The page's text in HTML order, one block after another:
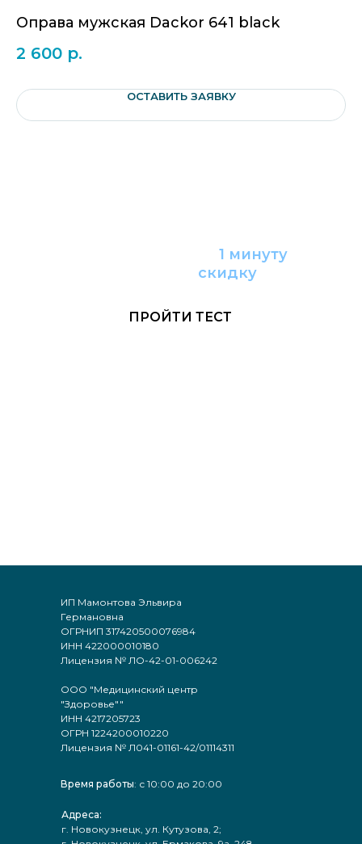
Оправа мужская Dackor 641 black
2 600 р.
ОСТАВИТЬ ЗАЯВКУ
1 минуту
скидку
ПРОЙТИ ТЕСТ
ИП Мамонтова Эльвира
Германовна
ОГРНИП 317420500076984
ИНН 422000010180
Лицензия № ЛО-42-01-006242
ООО "Медицинский центр
"Здоровье""
ИНН 4217205723
ОГРН 1224200010220
Лицензия № Л041-01161-42/01114311
Время работы: с 10:00 до 20:00
Адреса:
г. Новокузнецк, ул. Кутузова, 2;